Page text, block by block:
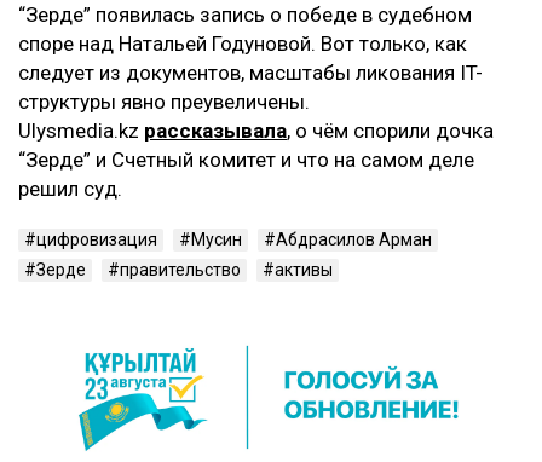
“Зерде” появилась запись о победе в судебном
споре над Натальей Годуновой. Вот только, как
следует из документов, масштабы ликования IT-
структуры явно преувеличены.
Ulysmedia.kz рассказывала, о чём спорили дочка
“Зерде” и Счетный комитет и что на самом деле
решил суд.
цифровизация Мусин
Абдрасилов Арман
Зерде
правительство активы